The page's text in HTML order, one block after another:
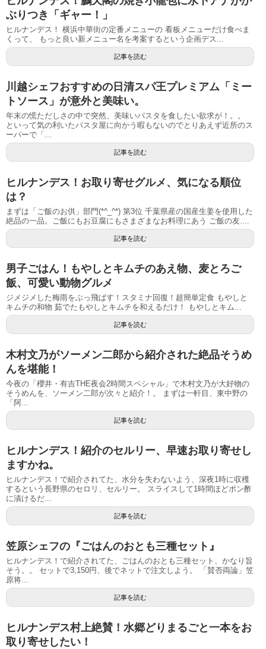
ぶりつき「ギャー！」
ヒルナンデス！ 横浜中華街の定番メニューの 看板メニューだけ食べま
くって、 もっと良い新メニュー名を考案するという企画デス...
記事を読む
川越シェフおすすめの日清スパ王プレミアム「ミー
トソース」が意外と美味い。
年末の慌ただしさの中で突然、美味いパスタを食したい欲求が！。。
といって気の利いたパスタ屋に向かう暇もないのでとりあえず近所のス
ーパーで「...
記事を読む
ヒルナンデス！お取り寄せグルメ、気になる順位
は？
まずは「ご飯のお供」部門(*^_^*) 第3位 千葉県産の国産生姜を使用した
絶品の一品。ご飯にもお豆腐にもさまざまなお料理にあう ご飯の友....
記事を読む
男子ごはん！もやしとキムチのあえ物、麦とろご
飯、可愛い動物グルメ
ジメジメした梅雨をぶっ飛ばす！スタミナ回復！超簡単定食 もやしと
キムチの和物 茹でたもやしとキムチを和えるだけ！ もやしとキム...
記事を読む
木村文乃がソーメン二郎から紹介された絶品そうめ
んを堪能！
今夜の「櫻井・有吉THE夜会2時間スペシャル」で木村文乃が大好物の
そうめんを、ソーメン二郎が次々と紹介！。 まずは一軒目、東中野の
「阿...
記事を読む
ヒルナンデス！紹介のセルリー、早速お取り寄せし
ますかね。
ヒルナンデス！で紹介されてた、水分を失わないよう、深夜1時に収穫
するという長野県のセロリ、セルリー。 スライスして1時間ほどポン酢
に漬けるだ...
記事を読む
笠原シェフの『ごはんのおとも三種セット』
ヒルナンデス！で紹介されてた、ごはんのおとも三種セット、かなり旨
そう。。 セットで3,150円、後でネットで注文しよう。 「賛否両論」笠
原将...
記事を読む
ヒルナンデス村上絶賛！水郷どりまるごと一本をお
取り寄せしたい！